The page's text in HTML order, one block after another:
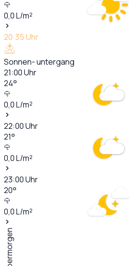
0,0L/m²
20:35Uhr
Sonnen- untergang
21:00Uhr
24°
0,0L/m²
22:00Uhr
21°
0,0L/m²
23:00Uhr
20°
0,0L/m²
Übermorgen